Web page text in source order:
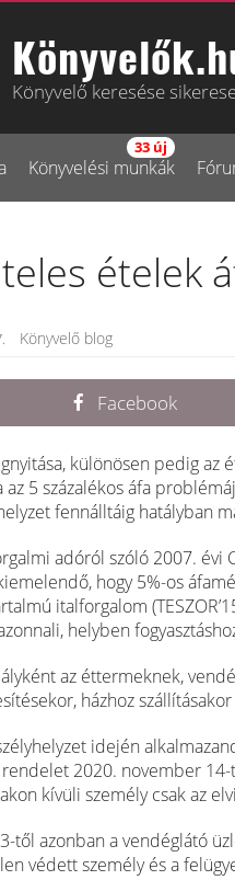
Könyvelő keresése
Könyvelési munkák
33 új
ételek
Könyvelő blog
Facebook
különösen pedig
5 százalékos áfa
fennálltáig hatályban
adóról szóló 2007. évi
hogy 5%-os
italforgalom
helyben
az éttermeknek,
házhoz
idején
rendelet 2020. november
kívüli személy csak az
től azonban a vendéglátó
védett személy és a